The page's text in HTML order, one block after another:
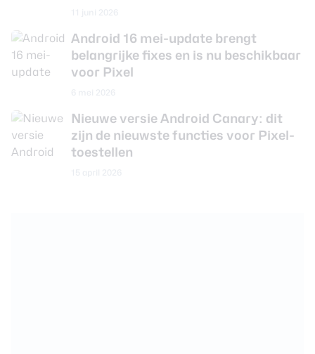
Android 16 mei-update brengt
belangrijke fixes en is nu beschikbaar
voor Pixel
Nieuwe versie Android Canary: dit
zijn de nieuwste functies voor Pixel-
toestellen